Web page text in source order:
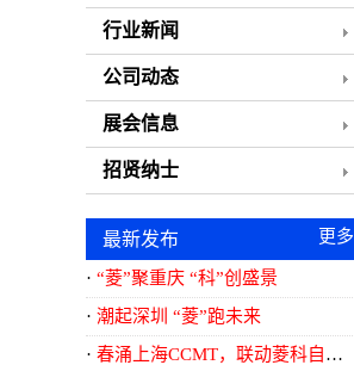
行业新闻
公司动态
展会信息
招贤纳士
最新发布
“菱”聚重庆 “科”创盛景
潮起深圳 “菱”跑未来
春涌上海CCMT，联动菱科自动化
更多
<<..